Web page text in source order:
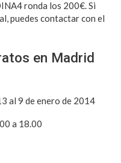
ronda los 200€. Si
puedes contactar con el
en Madrid
al 9 de enero de 2014
a 18.00